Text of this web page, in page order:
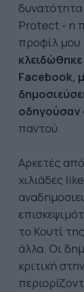
Protect - η
προφίλ μου
Facebook,
οδηγούσαν
παντού.
Αρκετές
χιλιάδες
το Κουτί
άλλα. Οι
κριτική